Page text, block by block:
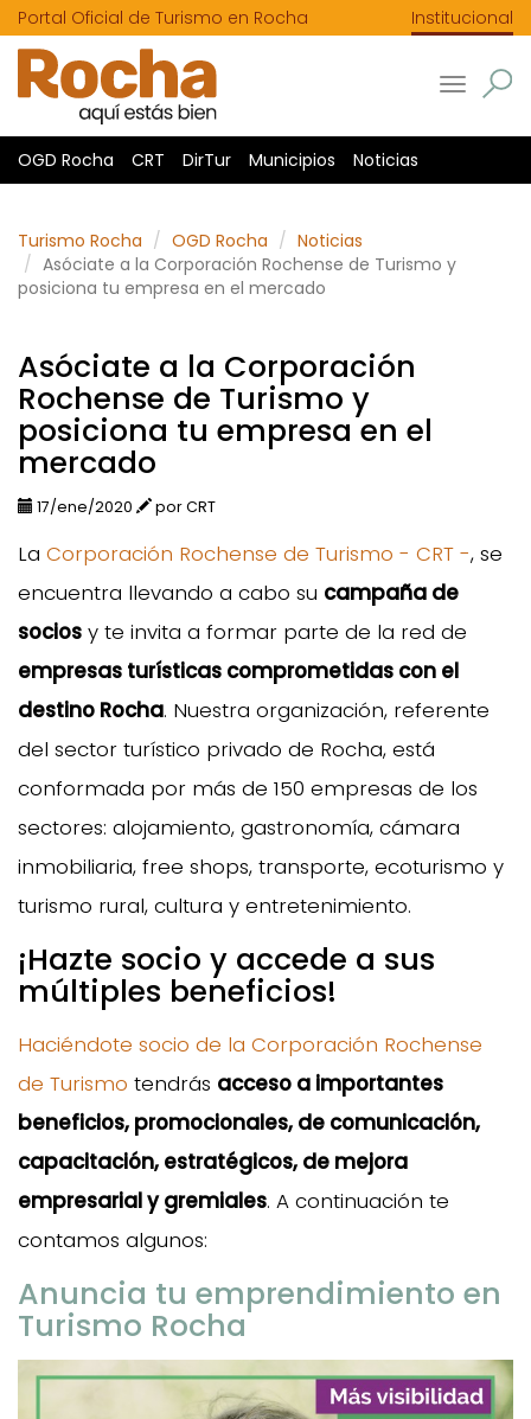
Portal Oficial de Turismo en Rocha Institucional
Toggle
OGD Rocha CRT DirTur Municipios Noticias
Turismo Rocha OGD Rocha
Noticias
Asóciate a la Corporación Rochense de Turismo y
posiciona tu empresa en el mercado
Asóciate a la Corporación
Rochense de Turismo y
posiciona tu empresa en el
mercado
17/ene/2020 por CRT
La Corporación Rochense de Turismo - CRT -, se
encuentra llevando a cabo su campaña de
socios y te invita a formar parte de la red de
empresas turísticas comprometidas con el
destino Rocha. Nuestra organización, referente
del sector turístico privado de Rocha, está
conformada por más de 150 empresas de los
sectores: alojamiento, gastronomía, cámara
inmobiliaria, free shops, transporte, ecoturismo y
turismo rural, cultura y entretenimiento.
¡Hazte socio y accede a sus
múltiples beneficios!
Haciéndote socio de la Corporación Rochense
de Turismo tendrás acceso a importantes
beneficios, promocionales, de comunicación,
capacitación, estratégicos, de mejora
empresarial y gremiales. A continuación te
contamos algunos:
Anuncia tu emprendimiento en
Turismo Rocha